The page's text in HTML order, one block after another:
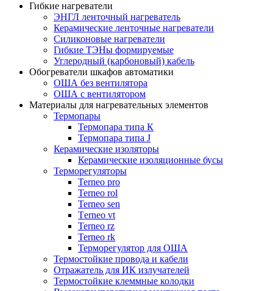
Гибкие нагреватели
ЭНГЛ ленточный нагреватель
Керамические ленточные нагреватели
Силиконовые нагреватели
Гибкие ТЭНы формируемые
Углеродный (карбоновый) кабель
Обогреватели шкафов автоматики
ОША без вентилятора
ОША с вентилятором
Материалы для нагревательных элементов
Термопары
Термопара типа К
Термопара типа J
Керамические изоляторы
Керамические изоляционные бусы
Терморегуляторы
Terneo pro
Terneo rol
Terneo sen
Тerneo vt
Terneo rz
Terneo rk
Терморегулятор для ОША
Термостойкие провода и кабели
Отражатель для ИК излучателей
Термостойкие клеммные колодки